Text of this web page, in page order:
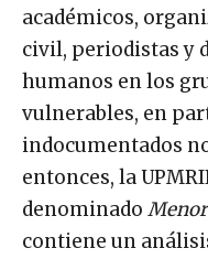
académicos,
civil, periodistas y
humanos en los
vulnerables, en
indocumentados
entonces, la
denominado
contiene un